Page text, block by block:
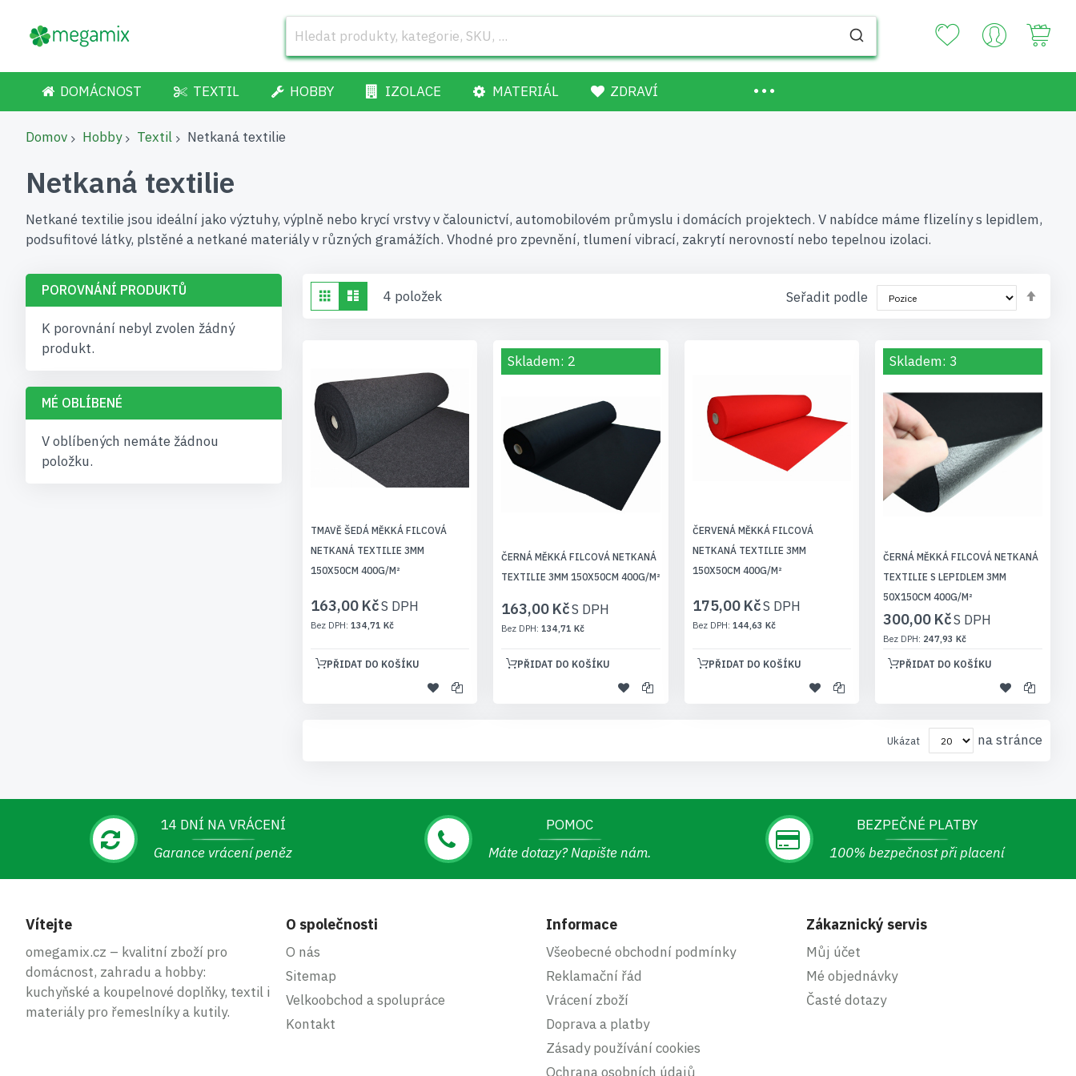
DOMÁCNOST TEXTIL HOBBY IZOLACE MATERIÁL ZDRAVÍ
Domov Hobby Textil Netkaná textilie
Netkaná textilie
Netkané textilie jsou ideální jako výztuhy, výplně nebo krycí vrstvy v čalounictví, automobilovém průmyslu i domácích projektech. V nabídce máme flizelíny s lepidlem,
podsufitové látky, plstěné a netkané materiály v různých gramážích. Vhodné pro zpevnění, tlumení vibrací, zakrytí nerovností nebo tepelnou izolaci.
Zobrazení
Mřížka Seznam
4 položek Seřadit podle
TMAVĚ ŠEDÁ MĚKKÁ FILCOVÁ
NETKANÁ TEXTILIE 3MM
150X50CM 400G/M²
163,00 Kč
134,71 Kč
PŘIDAT DO KOŠÍKU
Skladem: 2
ČERNÁ MĚKKÁ FILCOVÁ NETKANÁ
TEXTILIE 3MM 150X50CM 400G/M²
163,00 Kč
134,71 Kč
PŘIDAT DO KOŠÍKU
ČERVENÁ MĚKKÁ FILCOVÁ
NETKANÁ TEXTILIE 3MM
150X50CM 400G/M²
175,00 Kč
144,63 Kč
PŘIDAT DO KOŠÍKU
Skladem: 3
ČERNÁ MĚKKÁ FILCOVÁ NETKANÁ
TEXTILIE S LEPIDLEM 3MM
50X150CM 400G/M²
300,00 Kč
247,93 Kč
PŘIDAT DO KOŠÍKU
Ukázat na stránce
POROVNÁNÍ PRODUKTŮ
K porovnání nebyl zvolen žádný
produkt.
MÉ OBLÍBENÉ
V oblíbených nemáte žádnou
položku.
14 DNÍ NA VRÁCENÍ
Garance vrácení peněz
POMOC
Máte dotazy? Napište nám.
BEZPEČNÉ PLATBY
100% bezpečnost při placení
Vítejte
omegamix.cz – kvalitní zboží pro
domácnost, zahradu a hobby:
kuchyňské a koupelnové doplňky, textil i
materiály pro řemeslníky a kutily.
O společnosti
O nás
Sitemap
Velkoobchod a spolupráce
Kontakt
Informace
Všeobecné obchodní podmínky
Reklamační řád
Vrácení zboží
Doprava a platby
Zásady používání cookies
Ochrana osobních údajů
Zákaznický servis
Můj účet
Mé objednávky
Časté dotazy